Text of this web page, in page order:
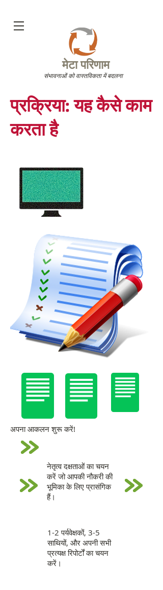
मेटा परिणाम
संभावनाओं को वास्तविकता में बदलना
प्रक्रिया: यह कैसे काम
करता है
अपना आकलन शुरू करें!
नेतृत्व दक्षताओं का चयन
करें जो आपकी नौकरी की
भूमिका के लिए प्रासंगिक
हैं।
1-2 पर्यवेक्षकों, 3-5
साथियों, और अपनी सभी
प्रत्यक्ष रिपोर्टों का चयन
करें।